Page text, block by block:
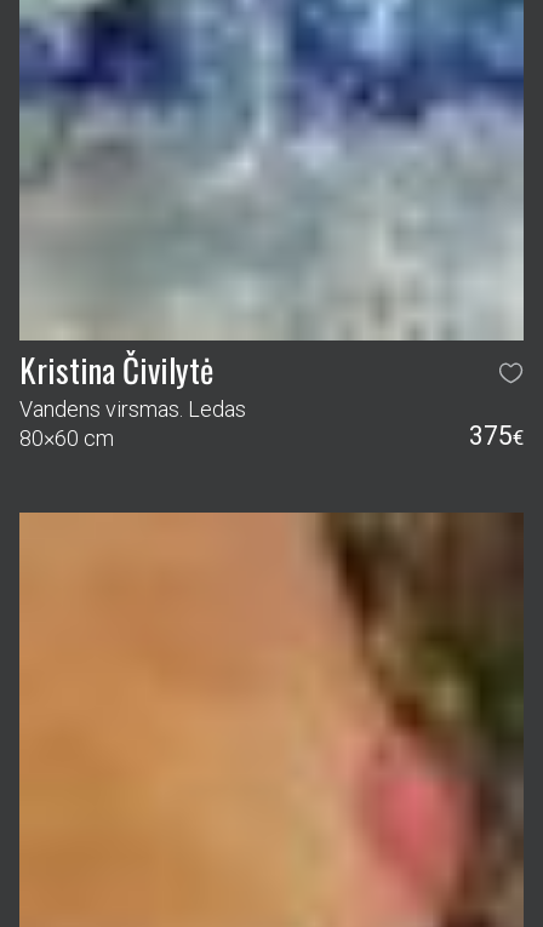
Kristina Čivilytė
Vandens virsmas. Ledas
80×60 cm
375€